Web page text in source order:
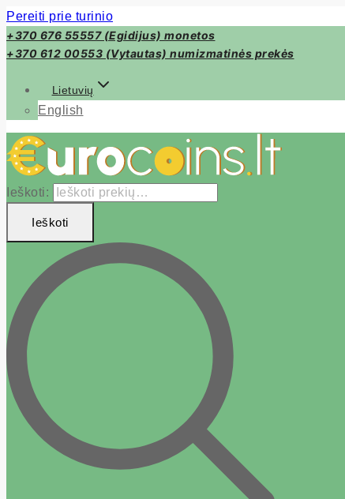
Pereiti prie turinio
+370 676 55557 (Egidijus) monetos
+370 612 00553 (Vytautas) numizmatinės prekės
Lietuvių
English
Ieškoti:
Ieškoti